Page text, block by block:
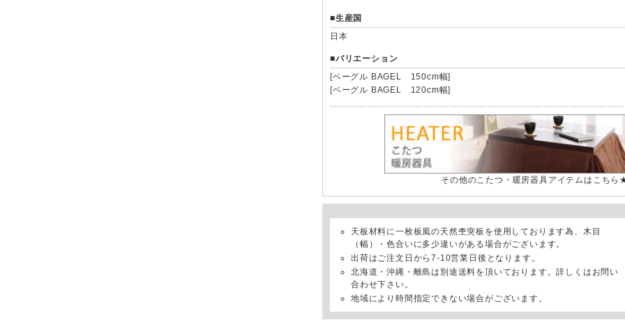
■生産国
日本
■バリエーション
[ベーグル BAGEL 150cm幅]
[ベーグル BAGEL 120cm幅]
その他のこたつ・暖房器具アイテムはこちら
天板材料に一枚板風の天然杢突板を使用しております為、木目
（幅）・色合いに多少違いがある場合がございます。
出荷はご注文日から7-10営業日後となります。
北海道・沖縄・離島は別途送料を頂いております。詳しくはお問い
合わせ下さい。
地域により時間指定できない場合がございます。